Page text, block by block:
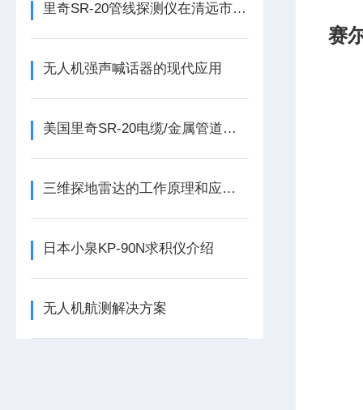
里奇SR-20管线探测仪在清远市政盲探电缆线
无人机强声喊话器的现代应用
美国里奇SR-20电缆/金属管道探测仪的应用
三维探地雷达的工作原理和应用领域
日本小泉KP-90N求积仪介绍
无人机航测解决方案
赛